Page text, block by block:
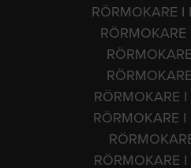
RÖRMOKARE I
RÖRMOKARE
RÖRMOKARE
RÖRMOKARE
RÖRMOKARE